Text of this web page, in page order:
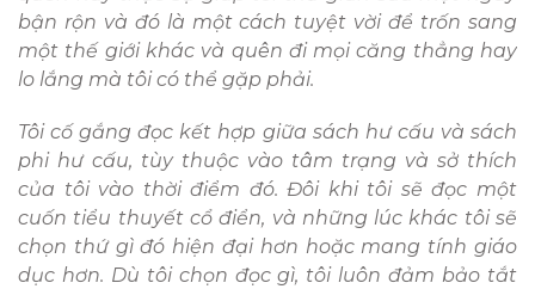
bận rộn và đó là một cách tuyệt vời để trốn sang
một thế giới khác và quên đi mọi căng thẳng hay
lo lắng mà tôi có thể gặp phải.
Tôi cố gắng đọc kết hợp giữa sách hư cấu và sách
phi hư cấu, tùy thuộc vào tâm trạng và sở thích
của tôi vào thời điểm đó. Đôi khi tôi sẽ đọc một
cuốn tiểu thuyết cổ điển, và những lúc khác tôi sẽ
chọn thứ gì đó hiện đại hơn hoặc mang tính giáo
dục hơn. Dù tôi chọn đọc gì, tôi luôn đảm bảo tắt